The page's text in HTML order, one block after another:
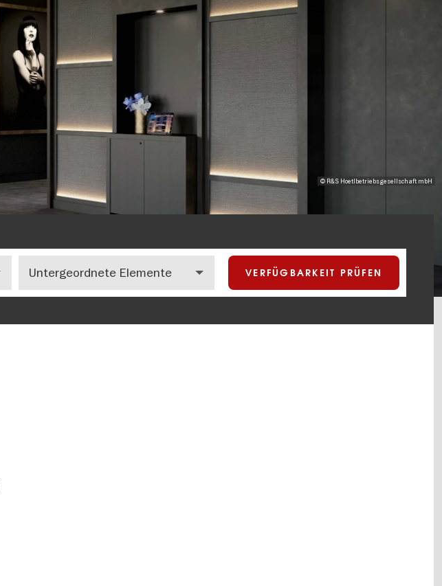
© R&S Hoetlbetriebsgesellschaft mbH
children
VERFÜGBARKEIT PRÜFEN